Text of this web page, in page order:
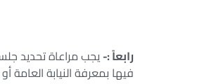
رابعاً :-يجب مراعاة تحديد
فيها بمعرفة النيابة العامة